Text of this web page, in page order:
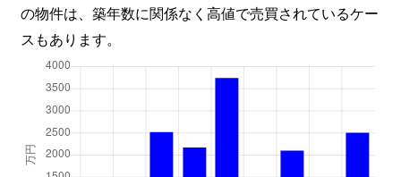
の物件は、築年数に関係なく高値で売買されているケー
スもあります。